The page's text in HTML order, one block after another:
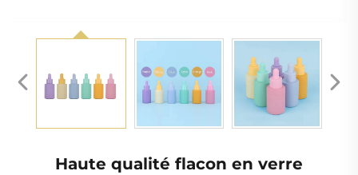
Haute qualité flacon en verre